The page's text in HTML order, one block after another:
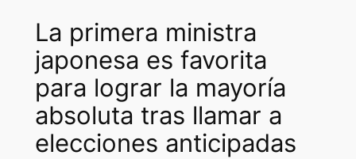
La primera ministra
japonesa es favorita
para lograr la mayoría
absoluta tras llamar a
elecciones anticipadas